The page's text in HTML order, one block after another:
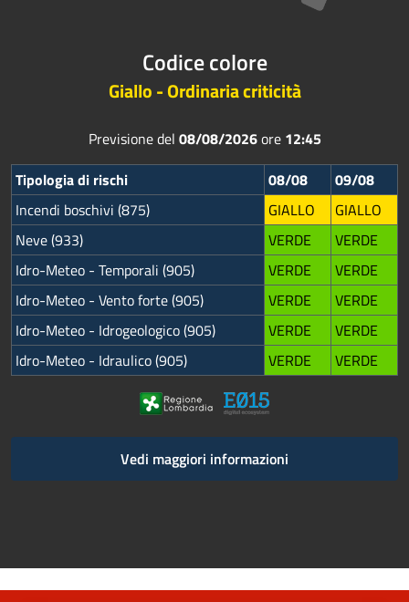
Codice colore
Giallo - Ordinaria criticità
Previsione del 08/08/2026ore 12:45
Tipologia di rischi
08/08
09/08
Incendi boschivi (875)
GIALLO
GIALLO
Neve (933)
VERDE
VERDE
Idro-Meteo - Temporali (905)
VERDE
VERDE
Idro-Meteo - Vento forte (905)
VERDE
VERDE
Idro-Meteo - Idrogeologico (905)
VERDE
VERDE
Idro-Meteo - Idraulico (905)
VERDE VERDE
Vedi maggiori informazioni